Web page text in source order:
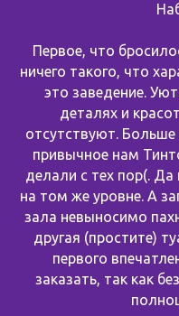
Первое, что
ничего такого, что
это заведение.
деталях и
отсутствуют.
привычное нам
делали с тех пор(. Да
на том же уровне. А
зала невыносимо
другая (простите)
первого
заказать, так как